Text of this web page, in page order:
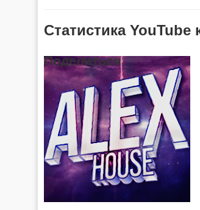
Статистика YouTube
Поделиться